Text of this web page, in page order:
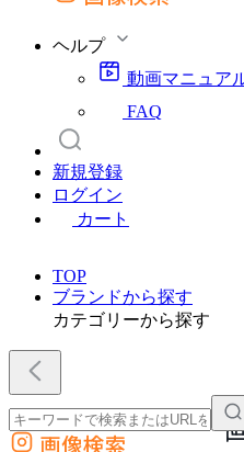
ヘルプ
動画マニュア
FAQ
新規登録
ログイン
カート
TOP
ブランドから探す
カテゴリーから探す
画像検索